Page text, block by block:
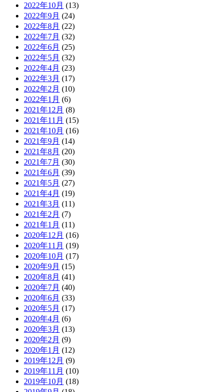
2022年10月 (13)
2022年9月 (24)
2022年8月 (22)
2022年7月 (32)
2022年6月 (25)
2022年5月 (32)
2022年4月 (23)
2022年3月 (17)
2022年2月 (10)
2022年1月 (6)
2021年12月 (8)
2021年11月 (15)
2021年10月 (16)
2021年9月 (14)
2021年8月 (20)
2021年7月 (30)
2021年6月 (39)
2021年5月 (27)
2021年4月 (19)
2021年3月 (11)
2021年2月 (7)
2021年1月 (11)
2020年12月 (16)
2020年11月 (19)
2020年10月 (17)
2020年9月 (15)
2020年8月 (41)
2020年7月 (40)
2020年6月 (33)
2020年5月 (17)
2020年4月 (6)
2020年3月 (13)
2020年2月 (9)
2020年1月 (12)
2019年12月 (9)
2019年11月 (10)
2019年10月 (18)